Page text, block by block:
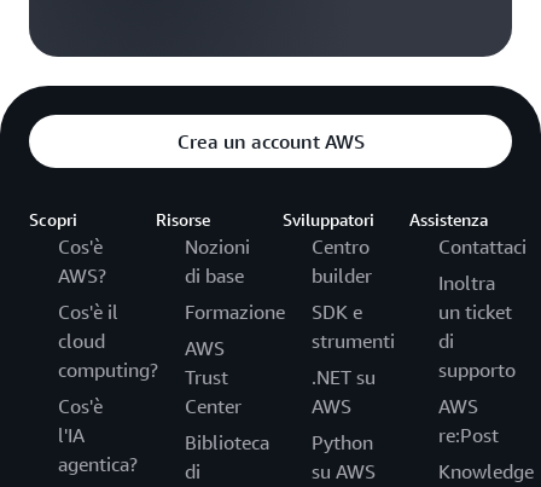
Crea un account AWS
Scopri
Cos'è
AWS?
Cos'è il
cloud
computing?
Cos'è
l'IA
agentica?
Risorse
Nozioni
di base
Formazione
AWS
Trust
Center
Biblioteca
di
Sviluppatori
Centro
builder
SDK e
strumenti
.NET su
AWS
Python
su AWS
Assistenza
Contattaci
Inoltra
un ticket
di
supporto
AWS
re:Post
Knowledge